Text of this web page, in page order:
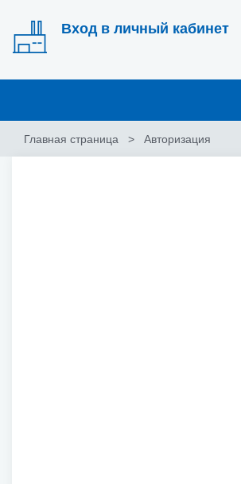
Вход в личный кабинет
Главная страница Авторизация